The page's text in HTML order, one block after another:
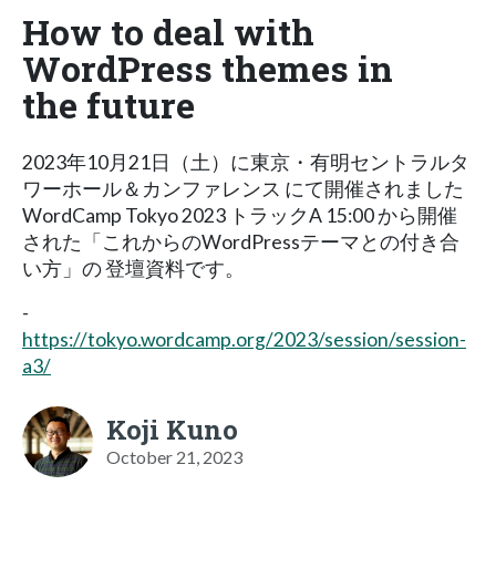
How to deal with
WordPress themes in
the future
2023年10月21日（土）に東京・有明セントラルタ
ワーホール＆カンファレンス にて開催されました
WordCamp Tokyo 2023 トラックA 15:00 から開催
された「これからのWordPressテーマとの付き合
い方」の 登壇資料です。
-
https://tokyo.wordcamp.org/2023/session/session-
a3/
Koji Kuno
October 21, 2023